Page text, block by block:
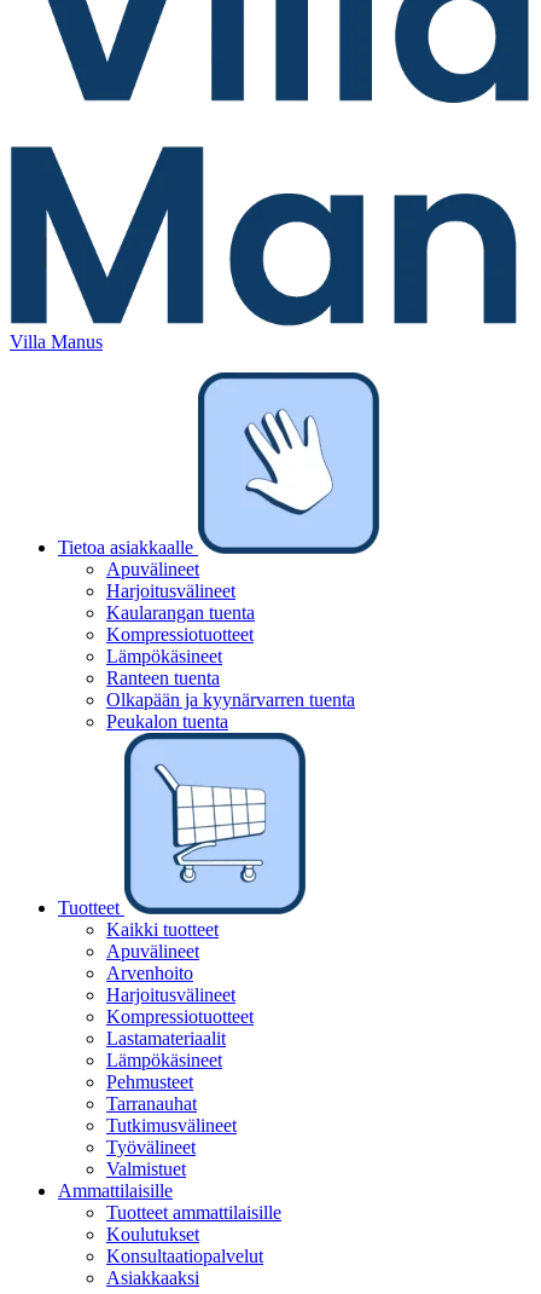
Villa Manus
Tietoa asiakkaalle
Apuvälineet
Harjoitusvälineet
Kaularangan tuenta
Kompressiotuotteet
Lämpökäsineet
Ranteen tuenta
Olkapään ja kyynärvarren tuenta
Peukalon tuenta
Tuotteet
Kaikki tuotteet
Apuvälineet
Arvenhoito
Harjoitusvälineet
Kompressiotuotteet
Lastamateriaalit
Lämpökäsineet
Pehmusteet
Tarranauhat
Tutkimusvälineet
Työvälineet
Valmistuet
Ammattilaisille
Tuotteet ammattilaisille
Koulutukset
Konsultaatiopalvelut
Asiakkaaksi